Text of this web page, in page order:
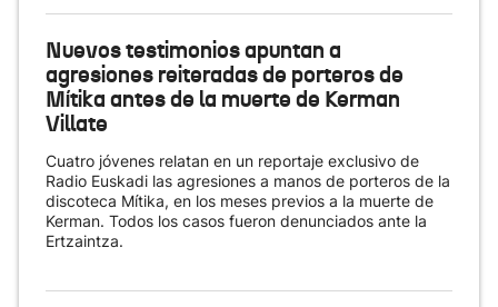
Nuevos testimonios apuntan a
agresiones reiteradas de porteros de
Mítika antes de la muerte de Kerman
Villate
Cuatro jóvenes relatan en un reportaje exclusivo de
Radio Euskadi las agresiones a manos de porteros de la
discoteca Mítika, en los meses previos a la muerte de
Kerman. Todos los casos fueron denunciados ante la
Ertzaintza.